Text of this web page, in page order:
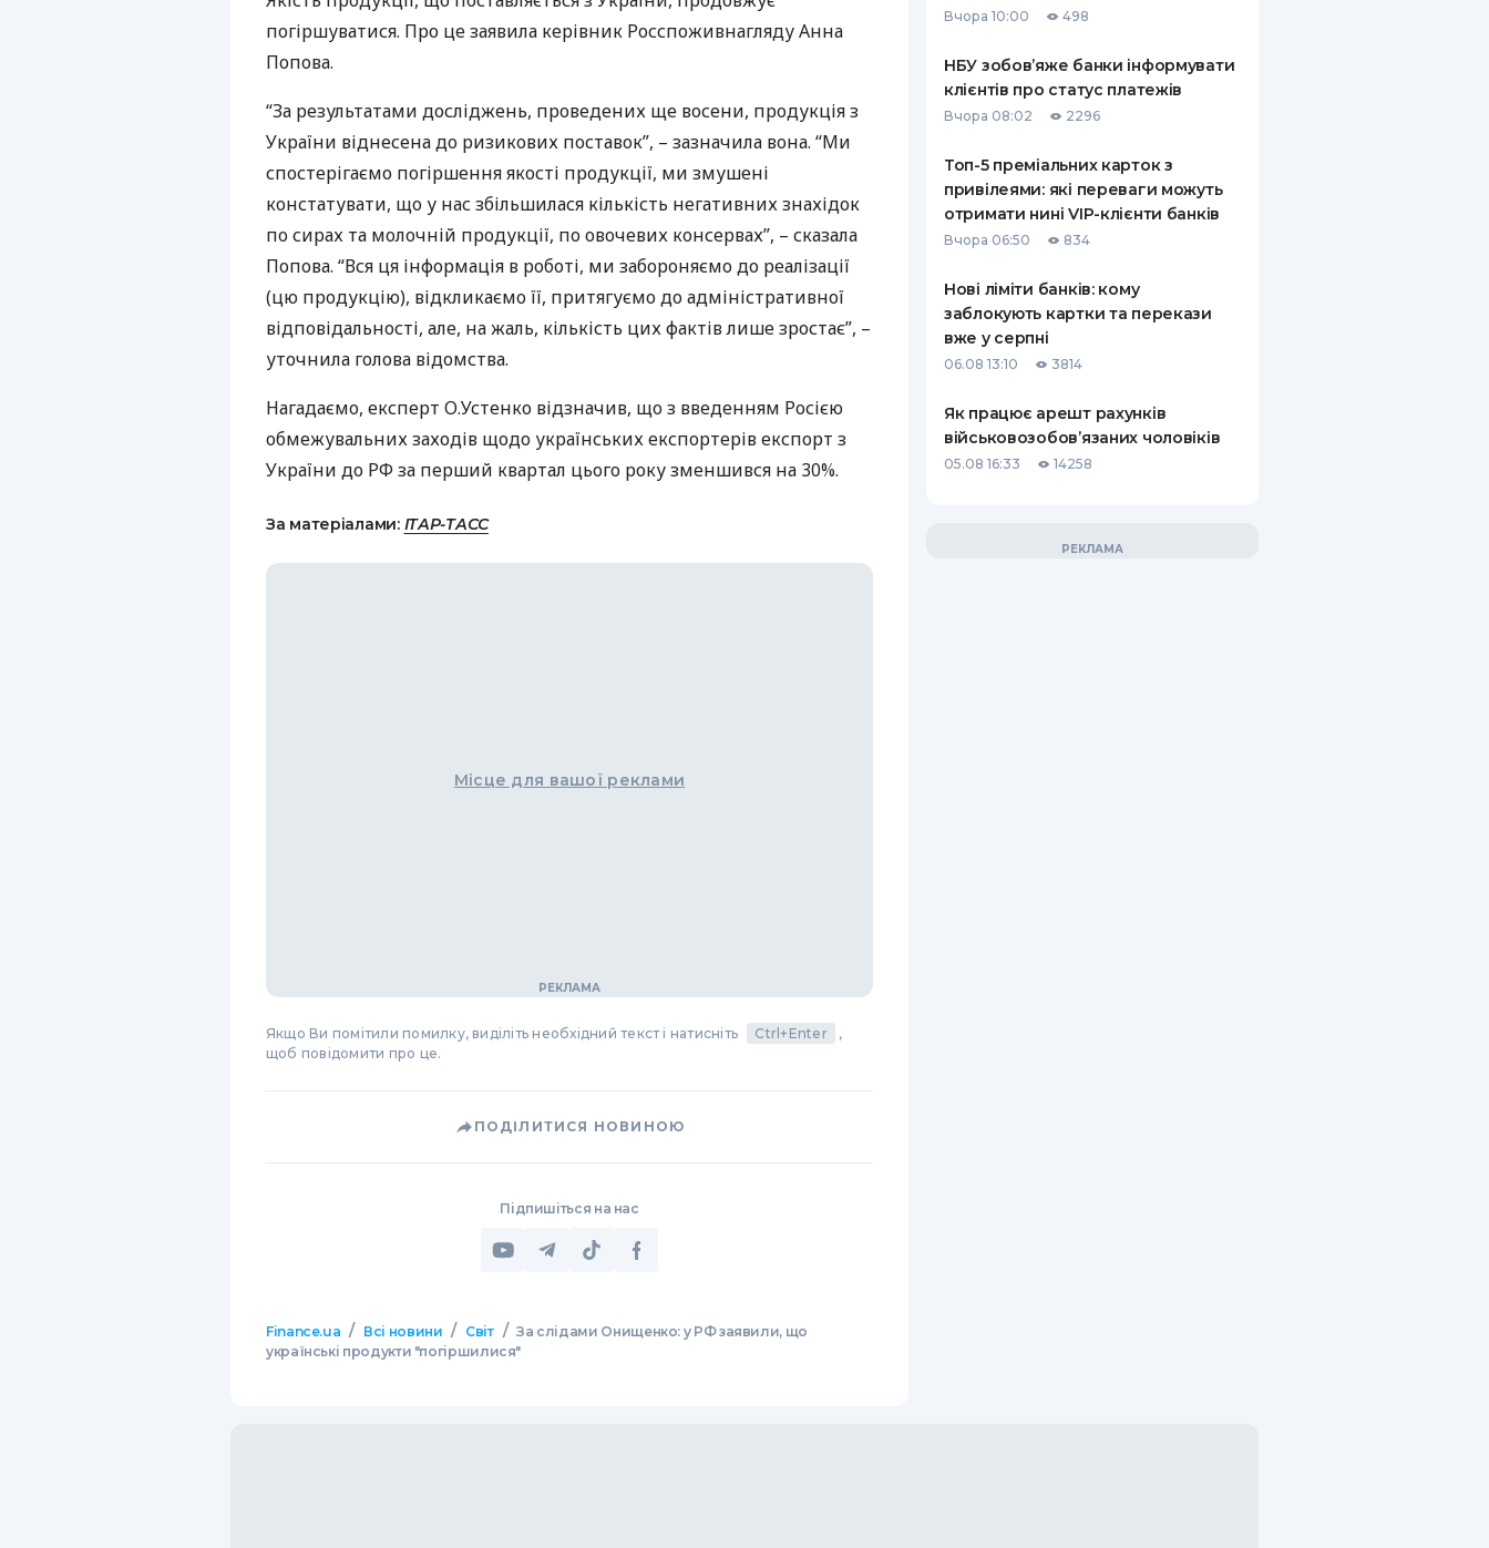
РЕЙТИНГ ДЕБЕТОВИХ
КЕШБЕКУ
ПУТІВНИКИ ПО
СТРАХУВАННЮ
ВСІ СТРАХОВІ ПОЛІСИ
ВІДГУКИ ПРО СТРАХОВІ
КОМПАНІЇ
КОНТАКТИ
погіршуватися. Про це заявила керівник Росспоживнагляду Анна
Попова.
“За результатами досліджень, проведених ще восени, продукція з
України віднесена до ризикових поставок”, – зазначила вона. “Ми
спостерігаємо погіршення якості продукції, ми змушені
констатувати, що у нас збільшилася кількість негативних знахідок
по сирах та молочній продукції, по овочевих консервах”, – сказала
Попова. “Вся ця інформація в роботі, ми забороняємо до реалізації
(цю продукцію), відкликаємо її, притягуємо до адміністративної
відповідальності, але, на жаль, кількість цих фактів лише зростає”, –
уточнила голова відомства.
Нагадаємо, експерт О.Устенко відзначив, що з введенням Росією
обмежувальних заходів щодо українських експортерів експорт з
України до РФ за перший квартал цього року зменшився на 30%.
За матеріалами: ІТАР-ТАСС
Місце для вашої реклами
Якщо Ви помітили помилку, виділіть необхідний текст і натисніть Ctrl+Enter
,
щоб повідомити про це.
ПОДІЛИТИСЯ НОВИНОЮ
Підпишіться на нас
Finance.ua / Всі новини / Світ / За слідами Онищенко: у РФ заявили, що
українські продукти "погіршилися"
Вчора 10:00 498
НБУ зобов’яже банки інформувати
клієнтів про статус платежів
Вчора 08:02 2296
Топ-5 преміальних карток з
привілеями: які переваги можуть
отримати нині VIP-клієнти банків
Вчора 06:50 834
Нові ліміти банків: кому
заблокують картки та перекази
вже у серпні
06.08 13:10 3814
Як працює арешт рахунків
військовозобов’язаних чоловіків
05.08 16:33 14258